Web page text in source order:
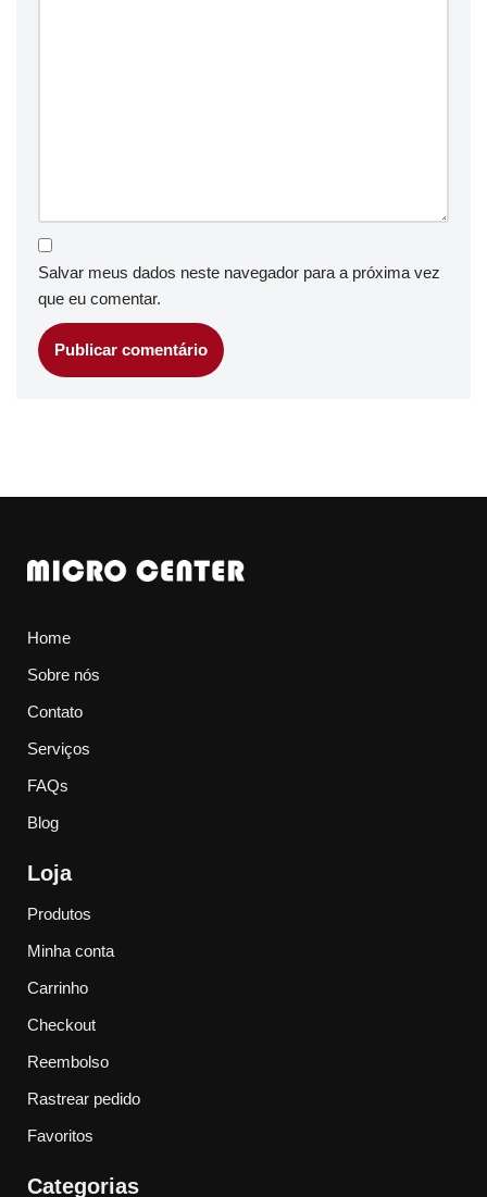
Salvar meus dados neste navegador para a próxima vez
que eu comentar.
Home
Sobre nós
Contato
Serviços
FAQs
Blog
Loja
Produtos
Minha conta
Carrinho
Checkout
Reembolso
Rastrear pedido
Favoritos
Categorias